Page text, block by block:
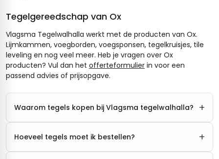
Tegelgereedschap van Ox
Vlagsma Tegelwalhalla werkt met de producten van Ox.
Lijmkammen, voegborden, voegsponsen, tegelkruisjes, tile
leveling en nog veel meer. Heb je vragen over Ox
producten? Vul dan het offerteformulier in voor een
passend advies of prijsopgave.
Waarom tegels kopen bij Vlagsma tegelwalhalla? +
Hoeveel tegels moet ik bestellen? +